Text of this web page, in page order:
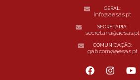
GERAL:
info@aesas.pt
SECRETARIA:
secretaria@aesas.pt
COMUNICAÇÃO:
gab.com@aesas.pt